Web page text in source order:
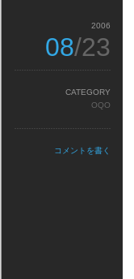
2006
08/23
CATEGORY
OQO
コメントを書く